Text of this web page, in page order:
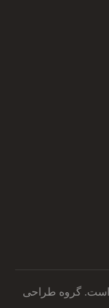
گروه طراحی